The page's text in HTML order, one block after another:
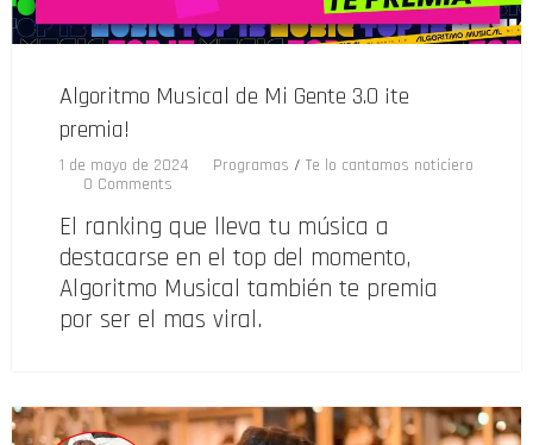
Algoritmo Musical de Mi Gente 3.0 ¡te
premia!
1 de mayo de 2024 Programas / Te lo cantamos noticiero
0 Comments
El ranking que lleva tu música a
destacarse en el top del momento,
Algoritmo Musical también te premia
por ser el mas viral.